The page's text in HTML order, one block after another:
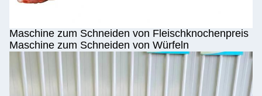
Maschine zum Schneiden von Fleischknochenpreis
Maschine zum Schneiden von Würfeln